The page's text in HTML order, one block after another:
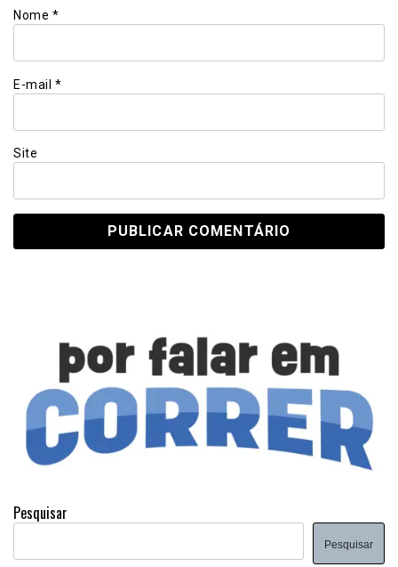
Nome *
E-mail *
Site
Pesquisar
Pesquisar